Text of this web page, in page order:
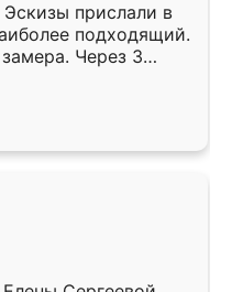
Эскизы прислали в
подходящий.
Через 3
Остались
Ренессанс
работу!